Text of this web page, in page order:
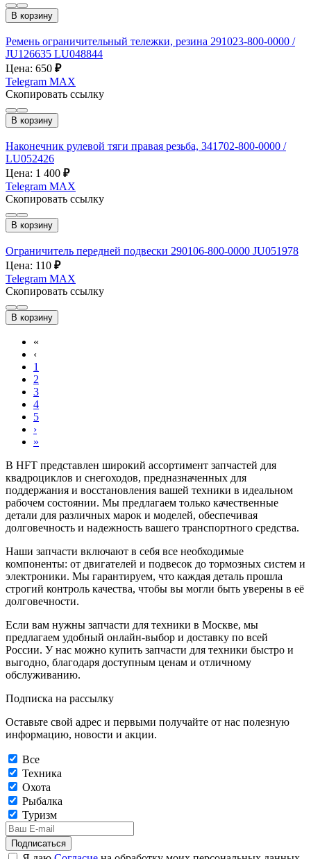
В корзину
Ремень ограничительный тележки, резина 291023-800-0000 /
JU126635 LU048844
Цена: 650 ₽
Telegram MAX
Скопировать ссылку
В корзину
Наконечник рулевой тяги правая резьба, 341702-800-0000 /
LU052426
Цена: 1 400 ₽
Telegram MAX
Скопировать ссылку
В корзину
Ограничитель передней подвески 290106-800-0000 JU051978
Цена: 110 ₽
Telegram MAX
Скопировать ссылку
В корзину
«
‹
1
2
3
4
5
›
»
В HFT представлен широкий ассортимент запчастей для
квадроциклов и снегоходов, предназначенных для
поддержания и восстановления вашей техники в идеальном
рабочем состоянии. Мы предлагаем только качественные
детали для различных марок и моделей, обеспечивая
долговечность и надежность вашего транспортного средства.
Наши запчасти включают в себя все необходимые
компоненты: от двигателей и подвесок до тормозных систем и
электроники. Мы гарантируем, что каждая деталь прошла
строгий контроль качества, чтобы вы могли быть уверены в её
долговечности.
Если вам нужны запчасти для техники в Москве, мы
предлагаем удобный онлайн-выбор и доставку по всей
России. У нас можно купить запчасти для техники быстро и
выгодно, благодаря доступным ценам и отличному
обслуживанию.
Подписка на рассылку
Оставьте свой адрес и первыми получайте от нас полезную
информацию, новости и акции.
Все
Техника
Охота
Рыбалка
Туризм
Подписаться